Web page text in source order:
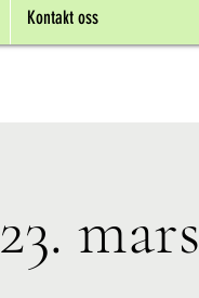
Kontakt oss
mars